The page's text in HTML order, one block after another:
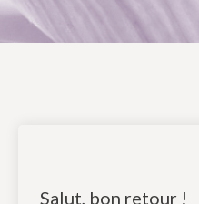
Salut, bon retour !